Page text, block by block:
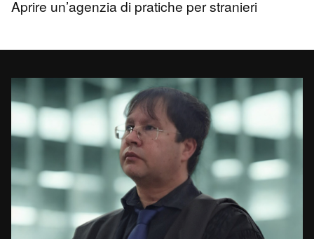
Aprire un’agenzia di pratiche per stranieri